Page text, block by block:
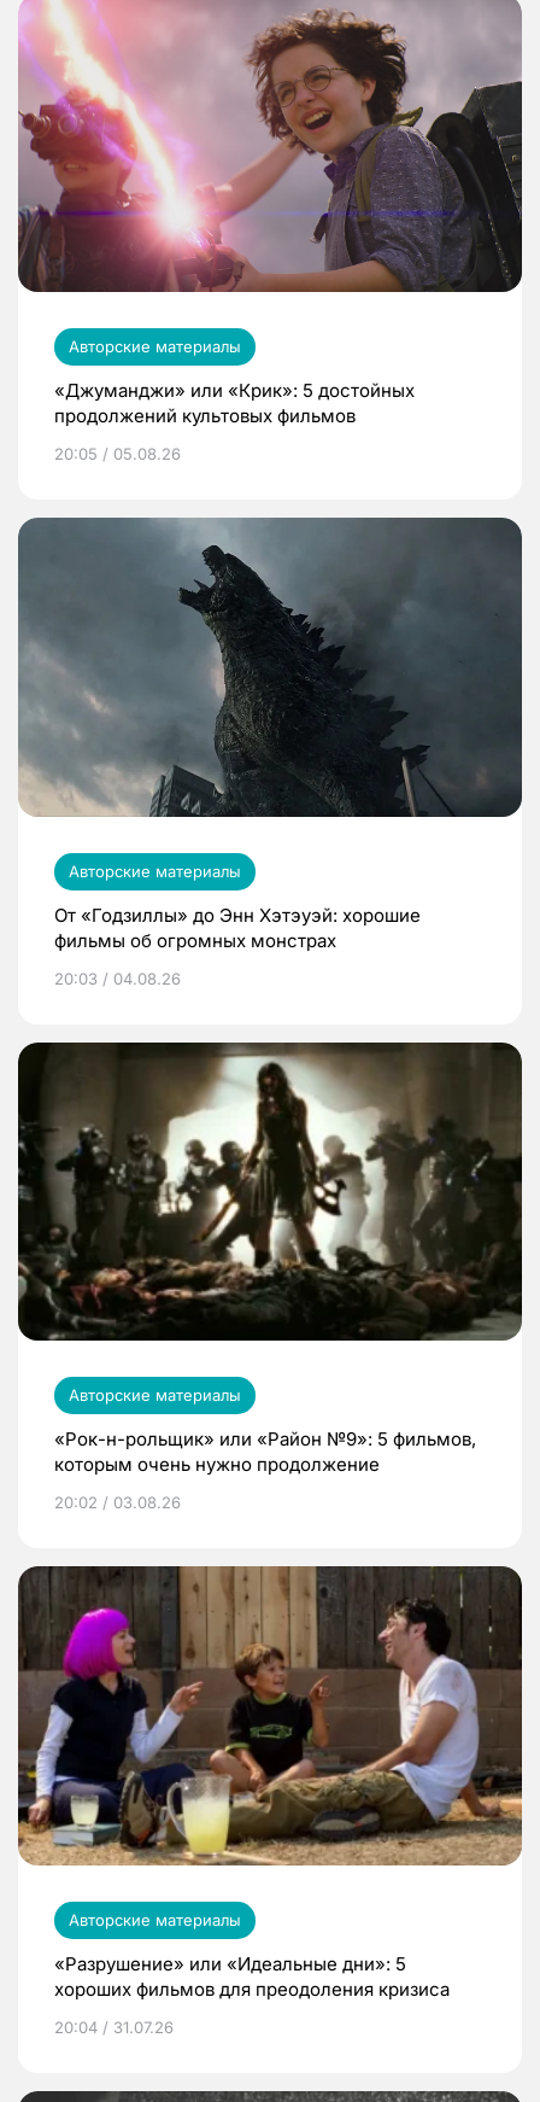
Авторские материалы
«Джуманджи» или «Крик»: 5 достойных
продолжений культовых фильмов
20:05 / 05.08.26
Авторские материалы
От «Годзиллы» до Энн Хэтэуэй: хорошие
фильмы об огромных монстрах
20:03 / 04.08.26
Авторские материалы
«Рок-н-рольщик» или «Район №9»: 5 фильмов,
которым очень нужно продолжение
20:02 / 03.08.26
Авторские материалы
«Разрушение» или «Идеальные дни»: 5
хороших фильмов для преодоления кризиса
20:04 / 31.07.26